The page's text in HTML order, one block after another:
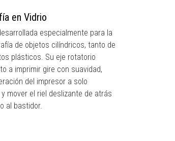
en Vidrio
especialmente para la
de objetos cilíndricos, tanto de
plásticos. Su eje rotatorio
a imprimir gire con suavidad,
del impresor a solo
mover el riel deslizante de atrás
al bastidor.